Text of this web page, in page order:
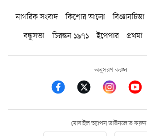
নাগরিক সংবাদ কিশোর আলো বিজ্ঞানচিন্তা
বন্ধুসভা
চিরন্তন ১৯৭১ ইপেপার প্রথমা
অনুসরণ করুন
মোবাইল অ্যাপস ডাউনলোড করুন